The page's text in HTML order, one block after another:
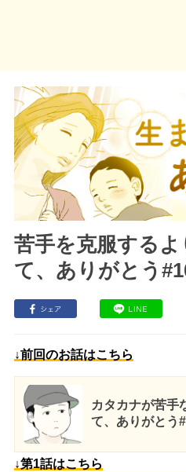
苦手を克服する
て、ありがとう
↓前回のお話はこちら
カタカナが苦手
て、ありがとう
↓第1話はこちら